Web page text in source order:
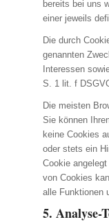
bereits bei uns
einer jeweils
Die durch
genannten
Interessen
S. 1 lit. f
Die meisten
Sie können
keine Cookies
oder stets ein
Cookie
von Cookies
alle Funktionen
5. Analyse-